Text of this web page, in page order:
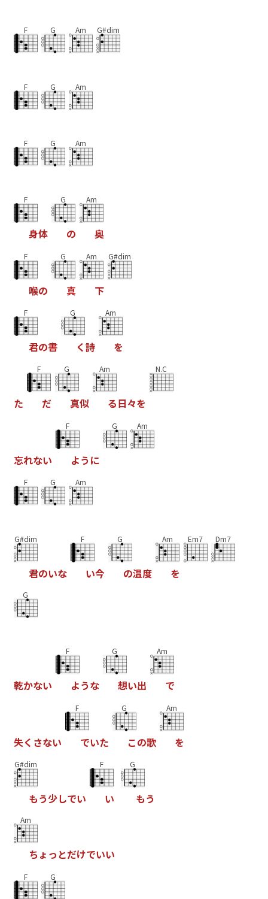
F G Am G#dim
F G Am
F G Am
F
身体
G
の
Am
奥
F
喉の
G
真
Am
下
G#dim
F
君の書
G
く詩
Am
を
た
F
だ
G
真似
Am
る日々を
N.C
忘れない
F
よう に
G Am
F G Am
G#dim
君のいな
F
い今
G
の温度
Am
を
Em7 Dm7
G
乾かない
F
ような
G
想い出
Am
で
失く さない
F
でいた
G
この歌
Am
を
G#dim
もう少しでい
F
い
G
もう
Am
ちょ っ とだけでいい
F G